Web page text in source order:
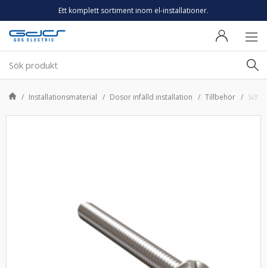
Ett komplett sortiment inom el-installationer.
Installationsmaterial Dosor infälld installation Tillbehör